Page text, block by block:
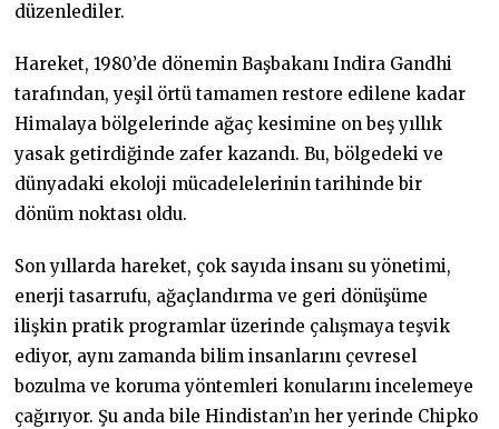
düzenlediler.
Hareket, 1980’de dönemin Başbakanı Indira Gandhi
tarafından, yeşil örtü tamamen restore edilene kadar
Himalaya bölgelerinde ağaç kesimine on beş yıllık
yasak getirdiğinde zafer kazandı. Bu, bölgedeki ve
dünyadaki ekoloji mücadelelerinin tarihinde bir
dönüm noktası oldu.
Son yıllarda hareket, çok sayıda insanı su yönetimi,
enerji tasarrufu, ağaçlandırma ve geri dönüşüme
ilişkin pratik programlar üzerinde çalışmaya teşvik
ediyor, aynı zamanda bilim insanlarını çevresel
bozulma ve koruma yöntemleri konularını incelemeye
çağırıyor. Şu anda bile Hindistan’ın her yerinde Chipko